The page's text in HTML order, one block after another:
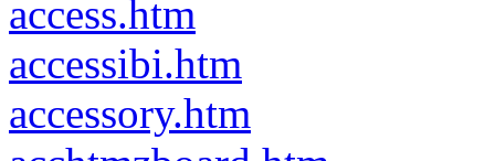
access.htm
accessibi.htm
accessory.htm